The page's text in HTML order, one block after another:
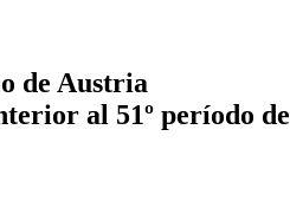
de Austria
al 51º período de